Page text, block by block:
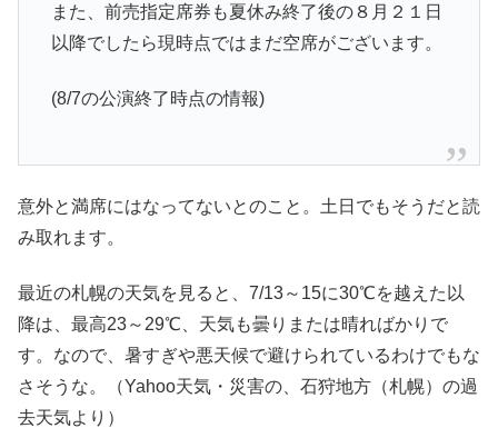
また、前売指定席券も夏休み終了後の８月２１日
以降でしたら現時点ではまだ空席がございます。
(8/7の公演終了時点の情報)
意外と満席にはなってないとのこと。土日でもそうだと読
み取れます。
最近の札幌の天気を見ると、7/13～15に30℃を越えた以
降は、最高23～29℃、天気も曇りまたは晴ればかりで
す。なので、暑すぎや悪天候で避けられているわけでもな
さそうな。（Yahoo天気・災害の、石狩地方（札幌）の過
去天気より）